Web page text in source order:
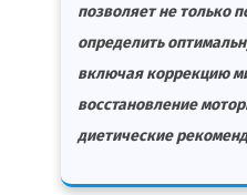
позволяет не только
определить
включая коррекцию
восстановление
диетические